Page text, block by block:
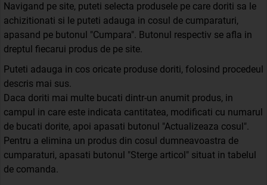
Navigand pe site, puteti selecta produsele pe care doriti sa le
achizitionati si le puteti adauga in cosul de cumparaturi,
apasand pe butonul "Cumpara". Butonul respectiv se afla in
dreptul fiecarui produs de pe site.
Puteti adauga in cos oricate produse doriti, folosind procedeul
descris mai sus.
Daca doriti mai multe bucati dintr-un anumit produs, in
campul in care este indicata cantitatea, modificati cu numarul
de bucati dorite, apoi apasati butonul "Actualizeaza cosul".
Pentru a elimina un produs din cosul dumneavoastra de
cumparaturi, apasati butonul "Sterge articol" situat in tabelul
de comanda.